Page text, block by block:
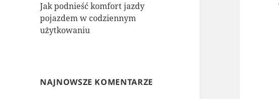
Jak podnieść komfort jazdy
pojazdem w codziennym
użytkowaniu
NAJNOWSZE KOMENTARZE